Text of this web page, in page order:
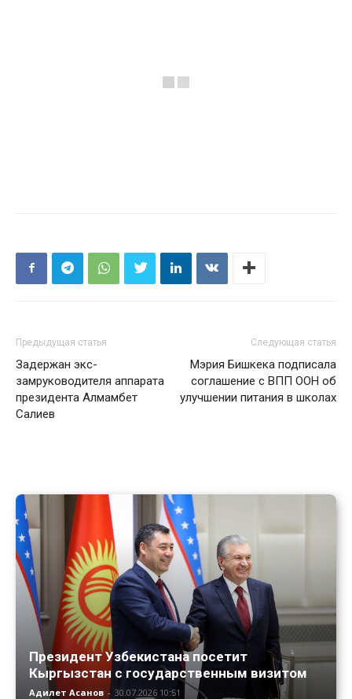
Предыдущая статья
Задержан экс-
замруководителя аппарата
президента Алмамбет
Салиев
Следующая статья
Мэрия Бишкека подписала
соглашение с ВПП ООН об
улучшении питания в школах
Президент Узбекистана посетит
Кыргызстан с государственным визитом
Адилет Асанов - 30.07.2026 10:51